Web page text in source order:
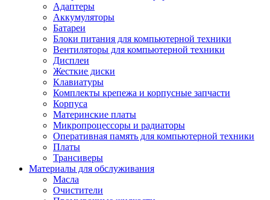
Адаптеры
Аккумуляторы
Батареи
Блоки питания для компьютерной техники
Вентиляторы для компьютерной техники
Дисплеи
Жесткие диски
Клавиатуры
Комплекты крепежа и корпусные запчасти
Корпуса
Материнские платы
Микропроцессоры и радиаторы
Оперативная память для компьютерной техники
Платы
Трансиверы
Материалы для обслуживания
Масла
Очистители